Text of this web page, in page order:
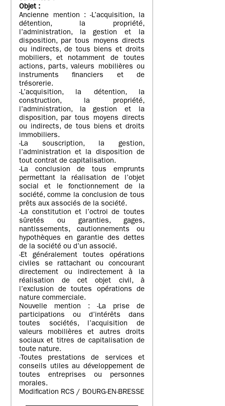
Objet :
Ancienne mention : -L’acquisition, la
détention, la propriété,
l’administration, la gestion et la
disposition, par tous moyens directs
ou indirects, de tous biens et droits
mobiliers, et notamment de toutes
actions, parts, valeurs mobilières ou
instruments financiers et de
trésorerie.
-L’acquisition, la détention, la
construction, la propriété,
l’administration, la gestion et la
disposition, par tous moyens directs
ou indirects, de tous biens et droits
immobiliers.
-La souscription, la gestion,
l’administration et la disposition de
tout contrat de capitalisation.
-La conclusion de tous emprunts
permettant la réalisation de l’objet
social et le fonctionnement de la
société, comme la conclusion de tous
prêts aux associés de la société.
-La constitution et l’octroi de toutes
sûretés ou garanties, gages,
nantissements, cautionnements ou
hypothèques en garantie des dettes
de la société ou d’un associé.
-Et généralement toutes opérations
civiles se rattachant ou concourant
directement ou indirectement à la
réalisation de cet objet civil, à
l’exclusion de toutes opérations de
nature commerciale.
Nouvelle mention : -La prise de
participations ou d’intérêts dans
toutes sociétés, l’acquisition de
valeurs mobilières et autres droits
sociaux et titres de capitalisation de
toute nature.
-Toutes prestations de services et
conseils utiles au développement de
toutes entreprises ou personnes
morales.
Modification RCS / BOURG-EN-BRESSE